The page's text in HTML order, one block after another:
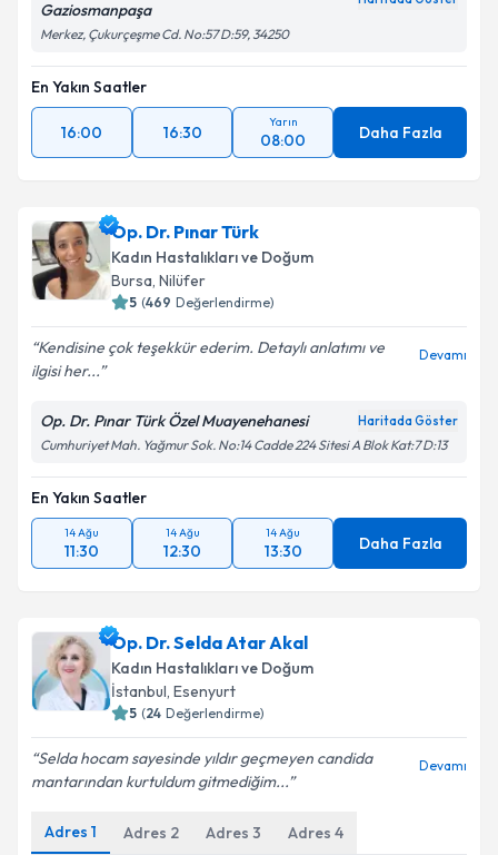
Gaziosmanpaşa
Merkez, Çukurçeşme Cd. No:57 D:59, 34250
En Yakın Saatler
16:00 16:30
Yarın
08:00 Daha Fazla
Op. Dr. Pınar Türk
Kadın Hastalıkları ve Doğum
Bursa, Nilüfer
5 (469 Değerlendirme)
Kendisine çok teşekkür ederim. Detaylı anlatımı ve
ilgisi her...
Devamı
Op. Dr. Pınar Türk Özel Muayenehanesi Haritada Göster
Cumhuriyet Mah. Yağmur Sok. No:14 Cadde 224 Sitesi A Blok Kat:7 D:13
En Yakın Saatler
14 Ağu
11:30
14 Ağu
12:30
14 Ağu
13:30 Daha Fazla
Op. Dr. Selda Atar Akal
Kadın Hastalıkları ve Doğum
İstanbul, Esenyurt
5 (24 Değerlendirme)
Selda hocam sayesinde yıldır geçmeyen candida
mantarından kurtuldum gitmediğim...
Devamı
Adres 1 Adres 2 Adres 3 Adres 4